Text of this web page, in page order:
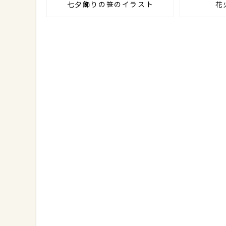
七夕飾りの笹のイラスト 花